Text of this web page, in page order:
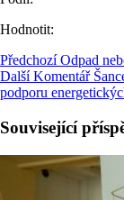
Hodnotit:
Předchozí Odpad
Další Komentář
podporu
Související